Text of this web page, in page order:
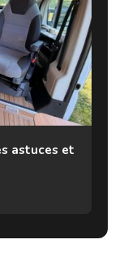
astuces et